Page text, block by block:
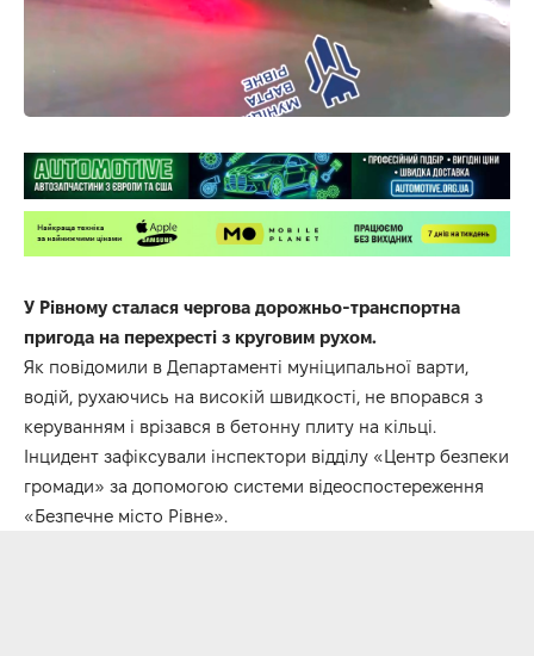
У Рівному сталася чергова дорожньо-транспортна
пригода на перехресті з круговим рухом.
Як повідомили в Департаменті муніципальної варти,
водій, рухаючись на високій швидкості, не впорався з
керуванням і врізався в бетонну плиту на кільці.
Інцидент зафіксували інспектори відділу «Центр безпеки
громади» за допомогою системи відеоспостереження
«Безпечне місто Рівне».